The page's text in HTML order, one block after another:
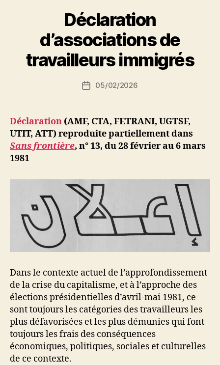
CFDT
du
4
av.
81 »
Déclaration
d’associations de
travailleurs immigrés
Auteur
de
a
N
ji
b
Date05/02/2026
Déclaration (AMF, CTA, FETRANI, UGTSF,
UTIT, ATT) reproduite partiellement dans
Sans frontière, n° 13, du 28 février au 6 mars
1981
Dans le contexte actuel de l’approfondissement
de la crise du capitalisme, et à l’approche des
élections présidentielles d’avril-mai 1981, ce
sont toujours les catégories des travailleurs les
plus défavorisées et les plus démunies qui font
toujours les frais des conséquences
économiques, politiques, sociales et culturelles
de ce contexte.